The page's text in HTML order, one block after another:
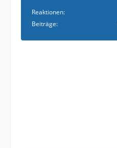
Reaktionen
Beiträge